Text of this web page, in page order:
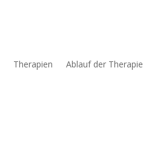
Therapien Ablauf der Therapie